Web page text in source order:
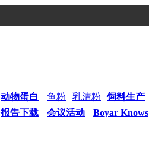
动物蛋白 鱼粉 乳清粉 饲料生产
报告下载
会议活动
Boyar Knows